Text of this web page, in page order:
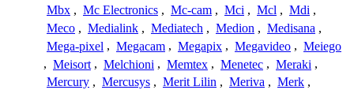
Mbx , Mc Electronics , Mc-cam , Mci , Mcl , Mdi ,
Meco , Medialink , Mediatech , Medion , Medisana ,
Mega-pixel , Megacam , Megapix , Megavideo , Meiego
, Meisort , Melchioni , Memtex , Menetec , Meraki ,
Mercury , Mercusys , Merit Lilin , Meriva , Merk ,